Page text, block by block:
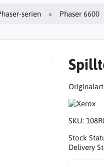
serien Phaser 6600
SKU:
Stock
Delivery